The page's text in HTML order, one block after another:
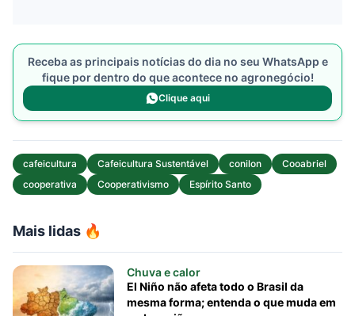
Mais lidas 🔥
Chuva e calor
El Niño não afeta todo o Brasil da
mesma forma; entenda o que muda em
Receba as principais notícias do dia no seu WhatsApp e
fique por dentro do que acontece no agronegócio!
Clique aqui
cafeicultura Cafeicultura Sustentável conilon
Cooabriel
cooperativa
Cooperativismo Espírito Santo